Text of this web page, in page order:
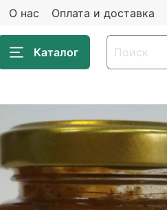
О нас Оплата и доставка
Каталог